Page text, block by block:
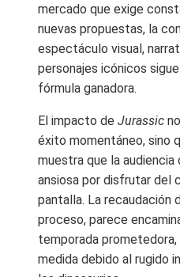
mercado que exige
nuevas propuestas, la
espectáculo visual,
personajes icónicos
fórmula ganadora.
El impacto de Jurassic
éxito momentáneo, sino
muestra que la audiencia
ansiosa por disfrutar del
pantalla. La recaudación
proceso, parece
temporada prometedora,
medida debido al rugido